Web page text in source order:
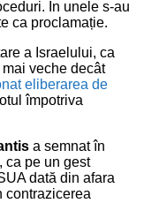
În unele s-au
ca proclamație.
a Israelului, ca
veche decât
eliberarea de
împotriva
a semnat în
, ca pe un gest
dată din afara
contrazicerea